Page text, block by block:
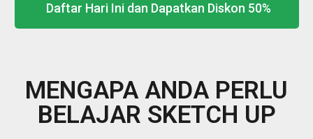
Daftar Hari Ini dan Dapatkan Diskon 50%
MENGAPA ANDA PERLU
BELAJAR SKETCH UP